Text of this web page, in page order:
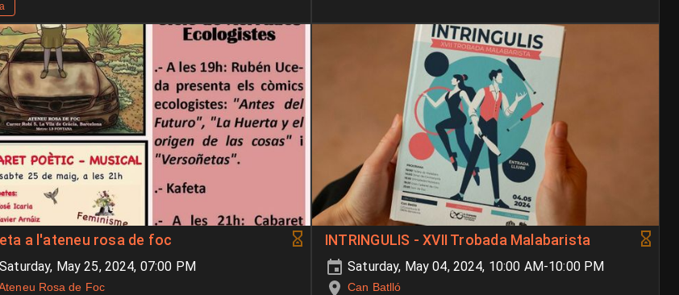
a l'ateneu rosa de foc
Saturday, May 25, 2024, 07:00 PM
Rosa de Foc
INTRINGULIS - XVII Trobada Malabarista
Saturday, May 04, 2024, 10:00 AM-10:00 PM
Can Batlló